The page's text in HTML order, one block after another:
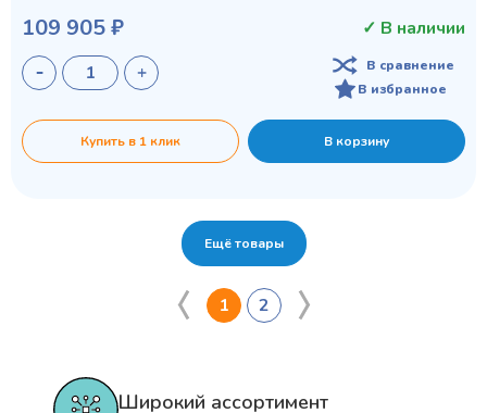
109 905 ₽ ✓ В наличии
В сравнение
В избранное
Купить в 1 клик В корзину
Ещё товары
1 2
Широкий ассортимент